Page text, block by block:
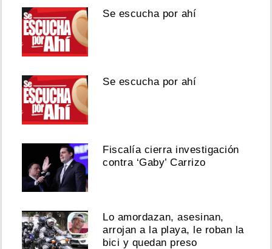
Se escucha por ahí
Se escucha por ahí
Fiscalía cierra investigación
contra ‘Gaby’ Carrizo
Lo amordazan, asesinan,
arrojan a la playa, le roban la
bici y quedan preso